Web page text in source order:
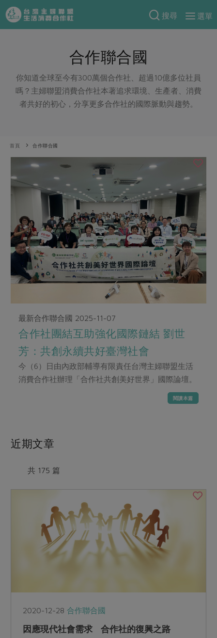
搜尋
選單
產品分類
一籃菜 當令水果
芽苗類 蕈菇類
辛香料類
蛋 乳製品
米麵雜糧
肉品・水產
畜產肉類 水產
水畜加工品
調理食材・點心
調味醬料/南北貨 烘焙
保健食品
居家好物
美妝保養 個人清潔
家庭清潔 織品
最新產品
優惠專區
素食專區
樂齡友善
食材
米食
常備菜
蔬食
料理方式
烘焙．點心
醬料
主題食譜
節慶大餐
特別企畫
預購活動
防災用品預購圓滿結束
更多預購活動
合作25-經典快閃最後一週
合作25-精選產品第四彈
合作25-精選產品第三彈
更多當季產品
議題活動
主婦聯盟X樂齡網特約優惠案
30%rPET紅烏龍茶
2024農業發展計畫年度報告
更多議題活動
綠主張
主婦食堂
社內大小事 合作聯合國
產品故事 生活提案
親子食育
廚房瑜伽
關注議題
減硝酸鹽 惜食
非基改運動 支持本土農糧
廢核運動 能源議題
減添加物 減塑減廢
公益金 食農教育
更多議題
生活者e週報
認識合作社
關於我們
合作社組織
產品檢驗
自主把關
檢驗報告
社員權益
合作社法規
社務專區
選舉專區
地區活動
活動報下載
重要公告
合作聯合國
你知道全球至今有300萬個合作社、超過10億多位社員
嗎？主婦聯盟消費合作社本著追求環境、生產者、消費
者共好的初心，分享更多合作社的國際脈動與趨勢。
首頁 合作聯合國
最新合作聯合國 2025-11-07
合作社團結互助強化國際鏈結 劉世
芳：共創永續共好臺灣社會
今（6）日由內政部輔導有限責任台灣主婦聯盟生活
消費合作社辦理「合作社共創美好世界」國際論壇。
閱讀本篇
近期文章
共 175 篇
2020-12-28合作聯合國
因應現代社會需求 合作社的復興之路